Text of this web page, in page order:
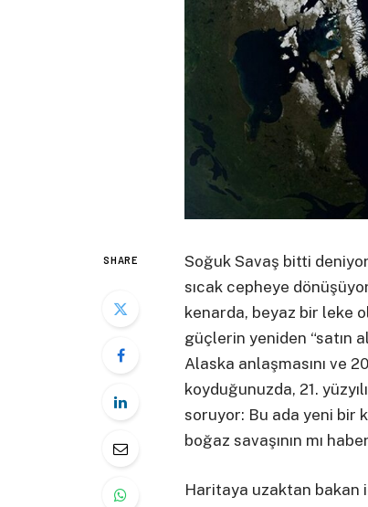
SHARE
Soğuk Savaş bitti
sıcak cepheye
kenarda, beyaz bir leke
güçlerin yeniden “satın
Alaska anlaşmasını ve
koyduğunuzda, 21.
soruyor: Bu ada yeni bir
boğaz savaşının mı
Haritaya uzaktan bakan